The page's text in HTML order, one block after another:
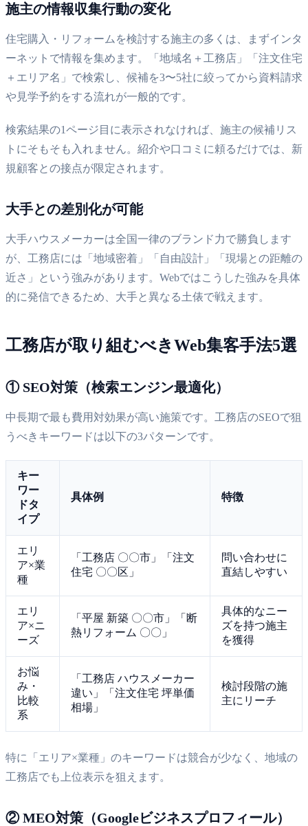
施主の情報収集行動の変化
住宅購入・リフォームを検討する施主の多くは、まずインタ
ーネットで情報を集めます。「地域名＋工務店」「注文住宅
＋エリア名」で検索し、候補を3〜5社に絞ってから資料請求
や見学予約をする流れが一般的です。
検索結果の1ページ目に表示されなければ、施主の候補リス
トにそもそも入れません。紹介や口コミに頼るだけでは、新
規顧客との接点が限定されます。
大手との差別化が可能
大手ハウスメーカーは全国一律のブランド力で勝負します
が、工務店には「地域密着」「自由設計」「現場との距離の
近さ」という強みがあります。Webではこうした強みを具体
的に発信できるため、大手と異なる土俵で戦えます。
工務店が取り組むべきWeb集客手法5選
① SEO対策（検索エンジン最適化）
中長期で最も費用対効果が高い施策です。工務店のSEOで狙
うべきキーワードは以下の3パターンです。
キー
ワー
ドタ
イプ
具体例 特徴
エリ
ア×業
種
「工務店 〇〇市」「注文
住宅 〇〇区」
問い合わせに
直結しやすい
エリ
ア×ニ
ーズ
「平屋 新築 〇〇市」「断
熱リフォーム 〇〇」
具体的なニー
ズを持つ施主
を獲得
お悩
み・
比較
系
「工務店 ハウスメーカー
違い」「注文住宅 坪単価
相場」
検討段階の施
主にリーチ
特に「エリア×業種」のキーワードは競合が少なく、地域の
工務店でも上位表示を狙えます。
② MEO対策（Googleビジネスプロフィール）